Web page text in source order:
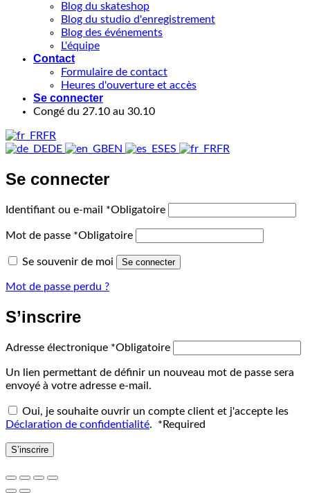
Blog du skateshop
Blog du studio d'enregistrement
Blog des événements
L'équipe
Contact
Formulaire de contact
Heures d'ouverture et accès
Se connecter
Congé du 27.10 au 30.10
FR
DE
EN ES FR
Se connecter
Identifiant ou e-mail *Obligatoire
Mot de passe *Obligatoire
Se souvenir de moi Se connecter
Mot de passe perdu ?
S’inscrire
Adresse électronique *Obligatoire
Un lien permettant de définir un nouveau mot de passe sera
envoyé à votre adresse e-mail.
Oui, je souhaite ouvrir un compte client et j'accepte les
Déclaration de confidentialité. * Required
S’inscrire